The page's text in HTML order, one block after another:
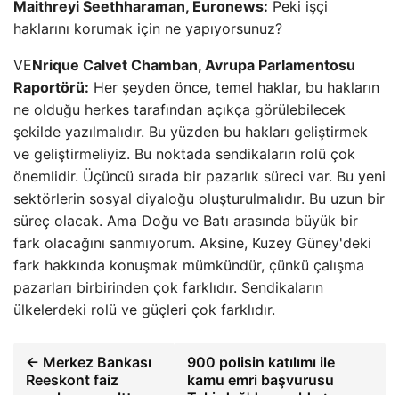
Maithreyi Seethharaman, Euronews: Peki işçi
haklarını korumak için ne yapıyorsunuz?
VENrique Calvet Chamban, Avrupa Parlamentosu
Raportörü: Her şeyden önce, temel haklar, bu hakların
ne olduğu herkes tarafından açıkça görülebilecek
şekilde yazılmalıdır. Bu yüzden bu hakları geliştirmek
ve geliştirmeliyiz. Bu noktada sendikaların rolü çok
önemlidir. Üçüncü sırada bir pazarlık süreci var. Bu yeni
sektörlerin sosyal diyaloğu oluşturulmalıdır. Bu uzun bir
süreç olacak. Ama Doğu ve Batı arasında büyük bir
fark olacağını sanmıyorum. Aksine, Kuzey Güney'deki
fark hakkında konuşmak mümkündür, çünkü çalışma
pazarları birbirinden çok farklıdır. Sendikaların
ülkelerdeki rolü ve güçleri çok farklıdır.
← Merkez Bankası
Reeskont faiz
900 polisin katılımı ile
kamu emri başvurusu